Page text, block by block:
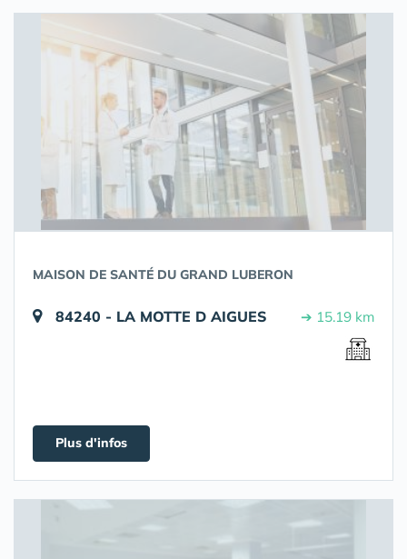
MAISON DE SANTÉ DU GRAND LUBERON
84240 - LA MOTTE D AIGUES ➔ 15.19 km
Plus d'infos